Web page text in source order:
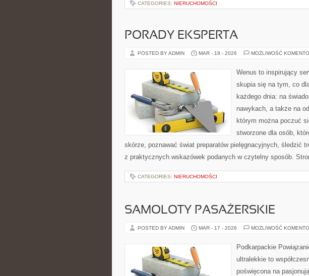
CATEGORIES: NIERUCHOMOŚCI
PORADY EKSPERTA
POSTED BY ADMIN MAR - 18 - 2026 MOŻLIWOŚĆ
Wenus to inspirujący
skupia się na tym, co
każdego dnia: na
nawykach, a także na
którym można poczuć
stworzone dla osób,
skórze, poznawać świat preparatów pielęgnacyjnych, śledzić
z praktycznych wskazówek podanych w czytelny sposób.
CATEGORIES: NIERUCHOMOŚCI
SAMOLOTY PASAŻERSKIE
POSTED BY ADMIN MAR - 17 - 2026 MOŻLIWOŚĆ
Podkarpackie
ultralekkie to
poświęcona na